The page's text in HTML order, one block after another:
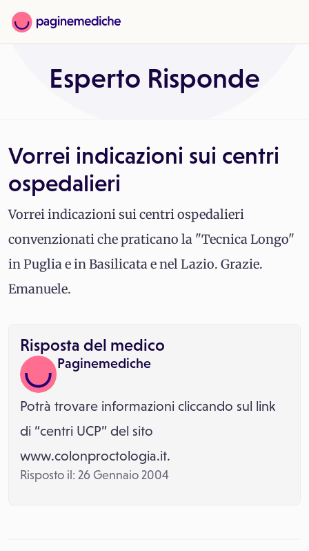
Esperto Risponde
Vorrei indicazioni sui centri
ospedalieri
Vorrei indicazioni sui centri ospedalieri
convenzionati che praticano la "Tecnica Longo"
in Puglia e in Basilicata e nel Lazio. Grazie.
Emanuele.
Risposta del medico
Paginemediche
Potrà trovare informazioni cliccando sul link
di “centri UCP” del sito
www.colonproctologia.it.
Risposto il: 26 Gennaio 2004